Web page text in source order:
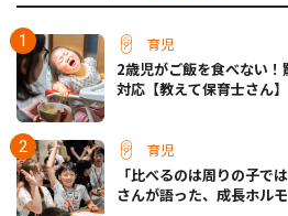
育児
2歳児がご飯を食べない
対応【教えて保育士さん】
育児
「比べるのは周りの子で
さんが語った、成長ホル